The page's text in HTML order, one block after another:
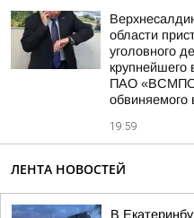
области
уголовного
крупнейшего
ПАО
обвиняемого
19:59
ЛЕНТА НОВОСТЕЙ
В